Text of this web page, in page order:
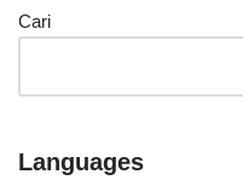
Cari
Languages